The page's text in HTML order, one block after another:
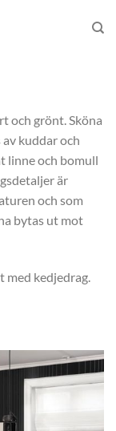
och grönt. Sköna
kuddar och
linne och bomull
är
och som
bytas ut mot
med kedjedrag.